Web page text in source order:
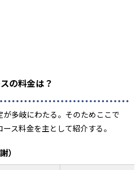
の料金は？
多岐にわたる。そのためここで
ス料金を主として紹介する。
）